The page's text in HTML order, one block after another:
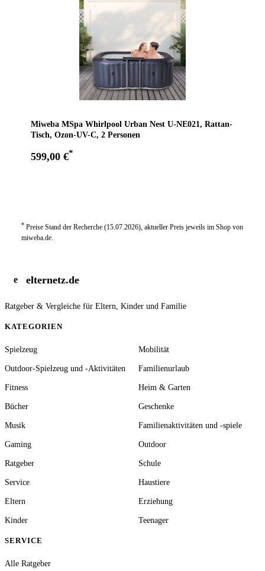
Miweba MSpa Whirlpool Urban Nest U-NE021, Rattan-
Tisch, Ozon-UV-C, 2 Personen
599,00 €*
* Preise Stand der Recherche (15.07.2026), aktueller Preis jeweils im Shop von
miweba.de.
e elternetz.de
Ratgeber & Vergleiche für Eltern, Kinder und Familie
KATEGORIEN
Spielzeug Mobilität
Outdoor-Spielzeug und -Aktivitäten Familienurlaub
Fitness Heim & Garten
Bücher Geschenke
Musik Familienaktivitäten und -spiele
Gaming Outdoor
Ratgeber Schule
Service Haustiere
Eltern Erziehung
Kinder Teenager
SERVICE
Alle Ratgeber